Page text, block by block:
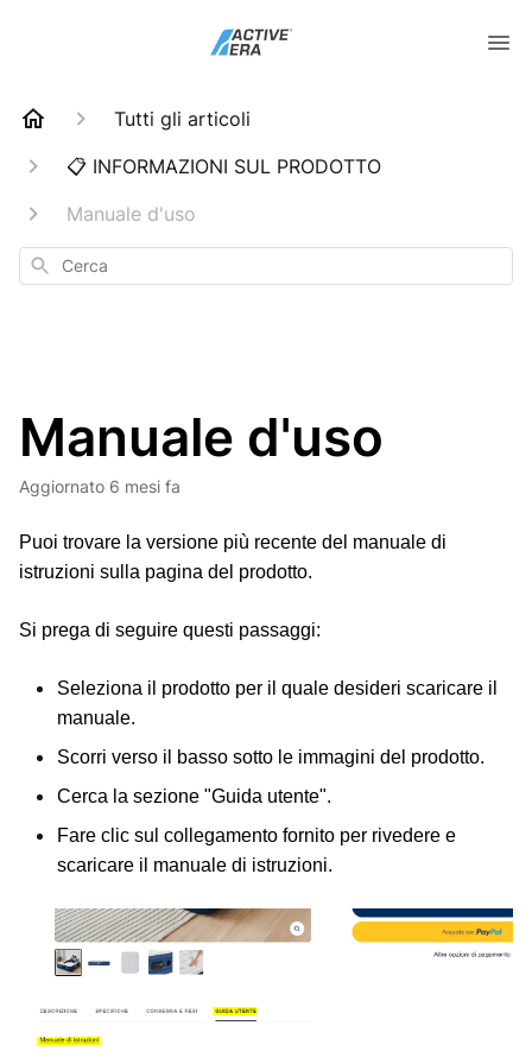
Tutti gli articoli
📋 INFORMAZIONI SUL PRODOTTO
Manuale d'uso
Cerca
Manuale d'uso
Aggiornato 6 mesi fa
Puoi trovare la versione più recente del manuale di
istruzioni sulla pagina del prodotto.
Si prega di seguire questi passaggi:
Seleziona il prodotto per il quale desideri scaricare il
manuale.
Scorri verso il basso sotto le immagini del prodotto.
Cerca la sezione "Guida utente".
Fare clic sul collegamento fornito per rivedere e
scaricare il manuale di istruzioni.